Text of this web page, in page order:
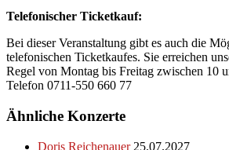
Telefonischer Ticketkauf:
Bei dieser Veranstaltung gibt es auch die
telefonischen Ticketkaufes. Sie erreichen
Regel von Montag bis Freitag zwischen 10
Telefon 0711-550 660 77
Ähnliche Konzerte
Doris Reichenauer 25.07.2027